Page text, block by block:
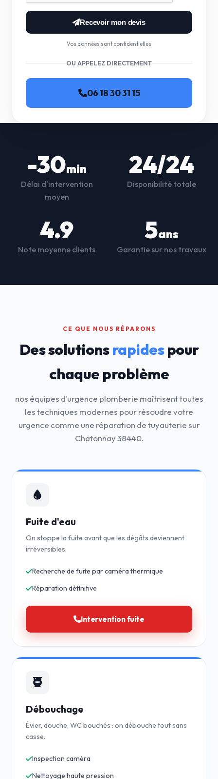
Recevoir mon devis
Vos données sont confidentielles
OU APPELEZ DIRECTEMENT
06 18 30 31 15
-30min
Délai d'intervention
moyen
24/24
Disponibilité totale
4.9
Note moyenne clients
5ans
Garantie sur nos travaux
CE QUE NOUS RÉPARONS
Des solutionsrapidespour
chaque problème
nos équipes d’urgence plomberie maîtrisent toutes
les techniques modernes pour résoudre votre
urgence comme une réparation de tuyauterie sur
Chatonnay 38440.
Fuite d'eau
On stoppe la fuite avant que les dégâts deviennent
irréversibles.
Recherche de fuite par caméra thermique
Réparation définitive
Intervention fuite
Débouchage
Évier, douche, WC bouchés : on débouche tout sans
casse.
Inspection caméra
Nettoyage haute pression